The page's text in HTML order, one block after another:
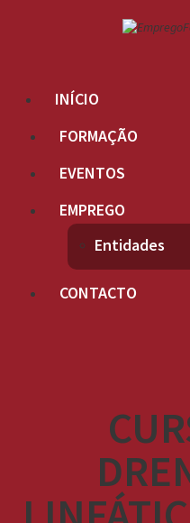
INÍCIO
FORMAÇÃO
EVENTOS
EMPREGO
Entidades
CONTACTO